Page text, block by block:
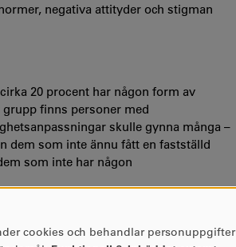
negativa attityder och stigman
20 procent har någon form av
finns personer med
skulle gynna många –
dem som inte ännu fått en fastställd
som inte har någon
dels organisationen personen
cookies och behandlar personuppgifter